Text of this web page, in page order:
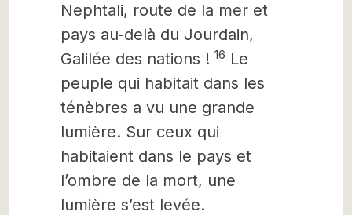
Nephtali, route de la mer et
pays au-delà du Jourdain,
Galilée des nations ! 16 Le
peuple qui habitait dans les
ténèbres a vu une grande
lumière. Sur ceux qui
habitaient dans le pays et
l’ombre de la mort, une
lumière s’est levée.